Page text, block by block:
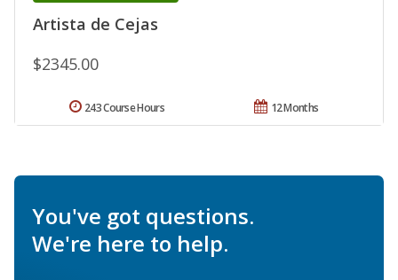
Artista de Cejas
$2345.00
12 Months
243 Course Hours
You've got questions.
We're here to help.